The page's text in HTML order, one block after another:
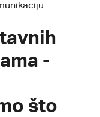
-
što